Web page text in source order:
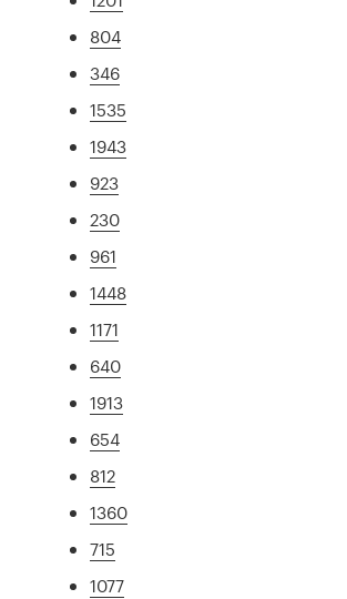
804
346
1535
1943
923
230
961
1448
1171
640
1913
654
812
1360
715
1077